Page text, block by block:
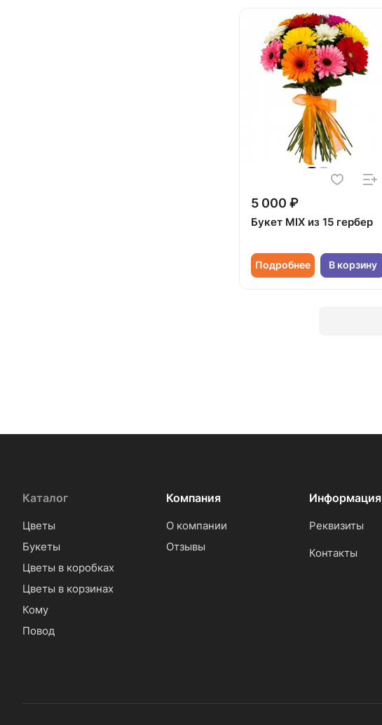
5 000 ₽
Букет MIX из 15 гербер
Подробнее В корзину
Каталог
Цветы
Букеты
Цветы в коробках
Цветы в корзинах
Кому
Повод
Компания
О компании
Отзывы
Информация
Реквизиты
Контакты